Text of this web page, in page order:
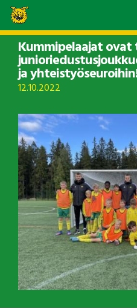
Kummipelaajat
ja
12.10.2022